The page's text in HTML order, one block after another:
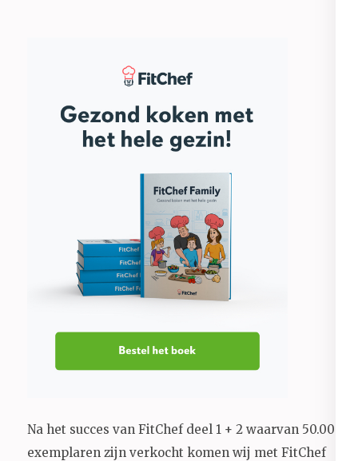
Na het succes van FitChef deel 1 + 2 waarvan 50.000+
exemplaren zijn verkocht komen wij met FitChef